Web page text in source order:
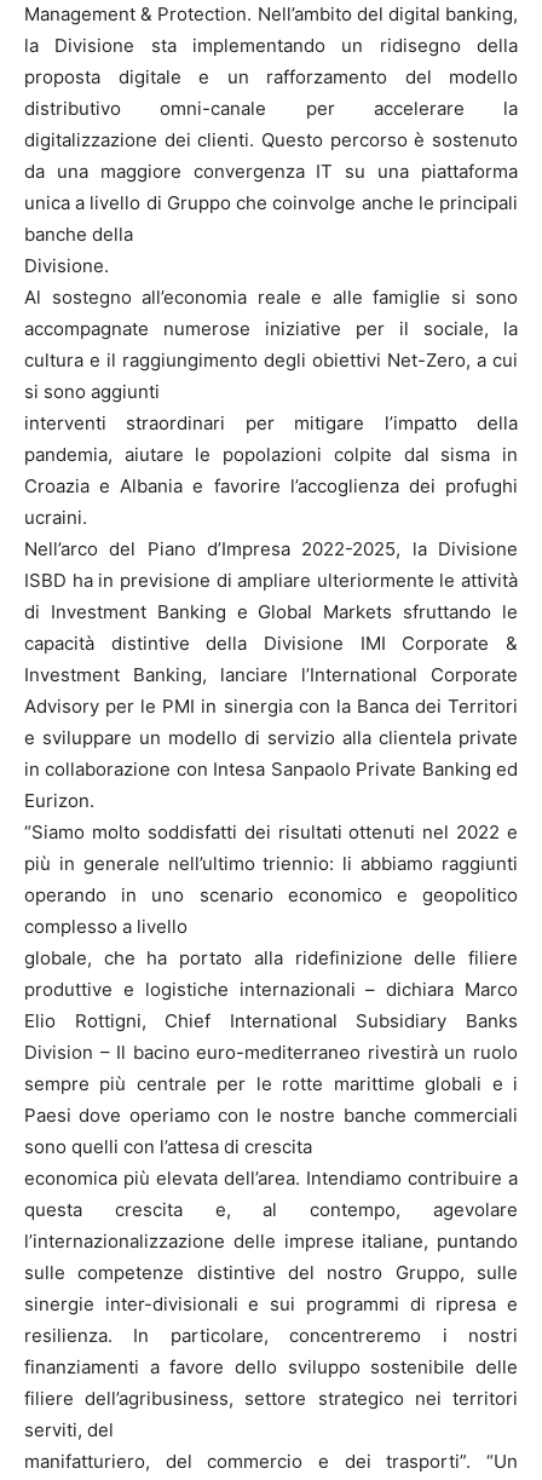
Management & Protection. Nell’ambito del digital banking,
la Divisione sta implementando un ridisegno della
proposta digitale e un rafforzamento del modello
distributivo omni-canale per accelerare la
digitalizzazione dei clienti. Questo percorso è sostenuto
da una maggiore convergenza IT su una piattaforma
unica a livello di Gruppo che coinvolge anche le principali
banche della
Divisione.
Al sostegno all’economia reale e alle famiglie si sono
accompagnate numerose iniziative per il sociale, la
cultura e il raggiungimento degli obiettivi Net-Zero, a cui
si sono aggiunti
interventi straordinari per mitigare l’impatto della
pandemia, aiutare le popolazioni colpite dal sisma in
Croazia e Albania e favorire l’accoglienza dei profughi
ucraini.
Nell’arco del Piano d’Impresa 2022-2025, la Divisione
ISBD ha in previsione di ampliare ulteriormente le attività
di Investment Banking e Global Markets sfruttando le
capacità distintive della Divisione IMI Corporate &
Investment Banking, lanciare l’International Corporate
Advisory per le PMI in sinergia con la Banca dei Territori
e sviluppare un modello di servizio alla clientela private
in collaborazione con Intesa Sanpaolo Private Banking ed
Eurizon.
“Siamo molto soddisfatti dei risultati ottenuti nel 2022 e
più in generale nell’ultimo triennio: li abbiamo raggiunti
operando in uno scenario economico e geopolitico
complesso a livello
globale, che ha portato alla ridefinizione delle filiere
produttive e logistiche internazionali – dichiara Marco
Elio Rottigni, Chief International Subsidiary Banks
Division – Il bacino euro-mediterraneo rivestirà un ruolo
sempre più centrale per le rotte marittime globali e i
Paesi dove operiamo con le nostre banche commerciali
sono quelli con l’attesa di crescita
economica più elevata dell’area. Intendiamo contribuire a
questa crescita e, al contempo, agevolare
l’internazionalizzazione delle imprese italiane, puntando
sulle competenze distintive del nostro Gruppo, sulle
sinergie inter-divisionali e sui programmi di ripresa e
resilienza. In particolare, concentreremo i nostri
finanziamenti a favore dello sviluppo sostenibile delle
filiere dell’agribusiness, settore strategico nei territori
serviti, del
manifatturiero, del commercio e dei trasporti”. “Un